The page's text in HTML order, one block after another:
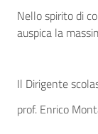
Nello spirito di
auspica la
Il Dirigente
prof. Enrico